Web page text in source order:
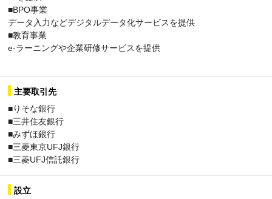
■BPO事業
データ入力などデジタルデータ化サービスを提供
■教育事業
e-ラーニングや企業研修サービスを提供
主要取引先
■りそな銀行
■三井住友銀行
■みずほ銀行
■三菱東京UFJ銀行
■三菱UFJ信託銀行
設立